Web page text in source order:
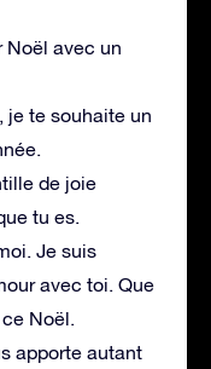
Noël avec un
je te souhaite un
de joie
tu es.
Je suis
avec toi. Que
Noël.
apporte autant